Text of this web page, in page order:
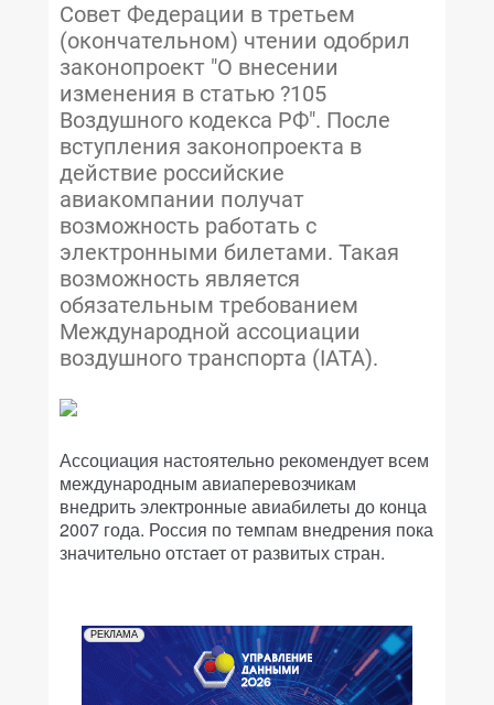
Совет Федерации в третьем
(окончательном) чтении одобрил
законопроект "О внесении
изменения в статью ?105
Воздушного кодекса РФ". После
вступления законопроекта в
действие российские
авиакомпании получат
возможность работать с
электронными билетами. Такая
возможность является
обязательным требованием
Международной ассоциации
воздушного транспорта (IATA).
Ассоциация настоятельно рекомендует всем
международным авиаперевозчикам
внедрить электронные авиабилеты до конца
2007 года. Россия по темпам внедрения пока
значительно отстает от развитых стран.
РЕКЛАМА